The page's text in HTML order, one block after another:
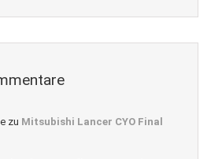
zu Mitsubishi Lancer CYO Final